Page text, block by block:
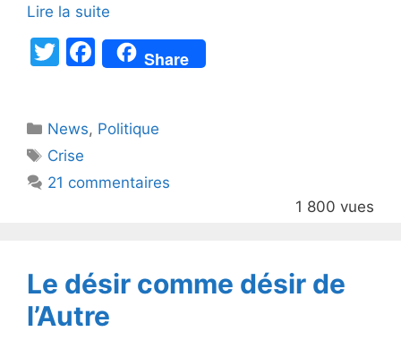
Lire la suite
T
er
F
a
e
o
Share
Catégories
News, Politique
Étiquettes
Crise
21 commentaires
1 800 vues
Le désir comme désir de
l’Autre